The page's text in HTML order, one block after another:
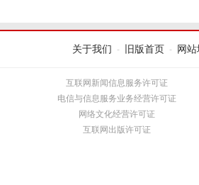
关于我们 - 旧版首页 - 网站
互联网新闻信息服务许可证
电信与信息服务业务经营许可证
网络文化经营许可证
互联网出版许可证